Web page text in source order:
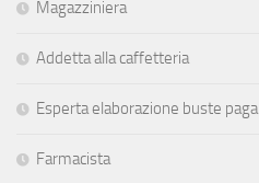
Magazziniera
Addetta alla caffetteria
Esperta elaborazione buste paga
Farmacista